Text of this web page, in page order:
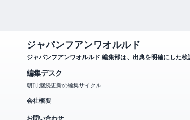
ジャパンフアンワオルルド
ジャパンフアンワオルルド 編集部は、出典を明確にした
編集デスク
朝刊 継続更新の編集サイクル
会社概要
お問い合わせ